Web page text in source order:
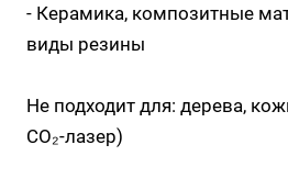
- Керамика, композитные
виды резины
Не подходит для: дерева,
CO₂-лазер)